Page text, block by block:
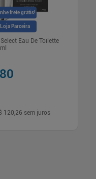
frete grátis!
Loja Parceira
Eau De Toilette
120,26 sem juros